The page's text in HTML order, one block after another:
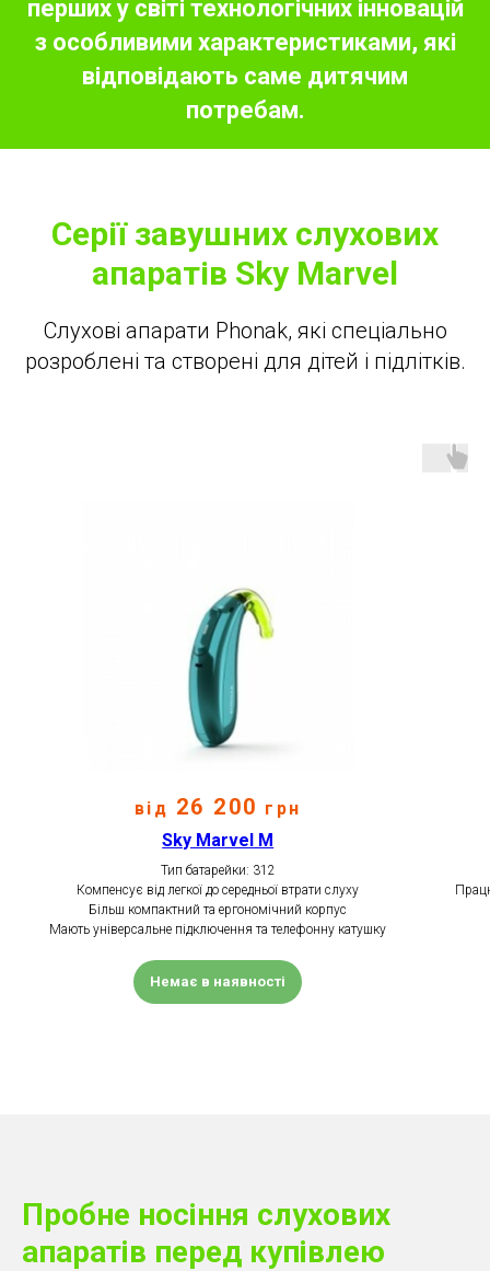
перших у світі технологічних інновацій
з особливими характеристиками, які
відповідають саме дитячим
потребам.
Серії завушних слухових
апаратів Sky Marvel
Слухові апарати Phonak, які спеціально
розроблені та створені для дітей і підлітків.
від 26 200 грн
Sky Marvel M
Тип батарейки: 312
Компенсує від легкої до середньої втрати слуху
Більш компактний та ергономічний корпус
Мають універсальне підключення та телефонну катушку
Немає в наявності
Пробне носіння слухових
апаратів перед купівлею